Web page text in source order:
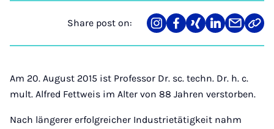
Share post on:
Share
on
Teilen
auf
Teilen
auf
Teilen
auf
Teilen
über
Link
Am 20. August 2015 ist Professor Dr. sc. techn. Dr. h. c.
mult. Alfred Fettweis im Alter von 88 Jahren verstorben.
Nach längerer erfolgreicher Industrietätigkeit nahm